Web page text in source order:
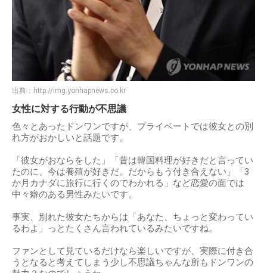
出典： http://img.yonhapnews.co.kr
女性に対する行動が不思議
色々とあったドンワンですが、プライベートでは彼女との別
れ方がおかしいと話題です。
「彼女がおならをした」「昔は韓国料理が好きだと言ってい
たのに、今は養殖が好きだ。だからもう付き合えない」「3
か月カナダに旅行に行くのでわかれる」など恋愛の面では
中々癖のある男性みたいです。
事実、別れた彼女たちからは「あなた、ちょっと変わってい
るわよ」っとたくさん言われているみたいですね。
ファンとして見ているだけなら楽しいですが、実際に付き合
うとなると考えてしまう少し不思議ちゃんな所もドンワンの